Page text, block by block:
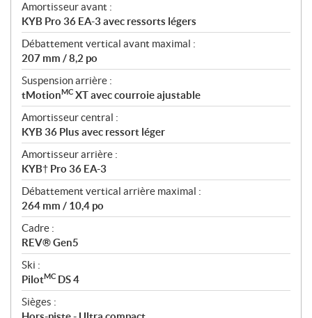
Amortisseur avant :
KYB Pro 36 EA-3 avec ressorts légers
Débattement vertical avant maximal :
207 mm / 8,2 po
Suspension arrière :
tMotionMC XT avec courroie ajustable
Amortisseur central :
KYB 36 Plus avec ressort léger
Amortisseur arrière :
KYB† Pro 36 EA-3
Débattement vertical arrière maximal :
264 mm / 10,4 po
Cadre :
REV® Gen5
Ski :
PilotMC DS 4
Sièges :